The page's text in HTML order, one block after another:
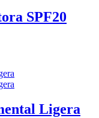
SPF20
Ligera